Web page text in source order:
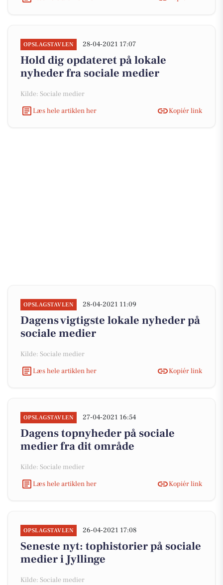
OPSLAGSTAVLEN 28-04-2021 17:07
Hold dig opdateret på lokale
nyheder fra sociale medier
Kilde: Sociale medier
Læs hele artiklen her
Kopiér link
OPSLAGSTAVLEN 28-04-2021 11:09
Dagens vigtigste lokale nyheder på
sociale medier
Kilde: Sociale medier
Læs hele artiklen her
Kopiér link
OPSLAGSTAVLEN 27-04-2021 16:54
Dagens topnyheder på sociale
medier fra dit område
Kilde: Sociale medier
Læs hele artiklen her
Kopiér link
OPSLAGSTAVLEN 26-04-2021 17:08
Seneste nyt: tophistorier på sociale
medier i Jyllinge
Kilde: Sociale medier